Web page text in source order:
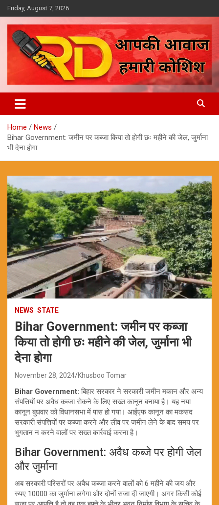
Skip
to
content
Friday, August 7, 2026
Reporter Diaries
Home
News
Bihar Government: जमीन पर कब्जा किया तो होगी छः महीने की जेल, जुर्माना
भी देना होगा
NEWS STATE
Bihar Government: जमीन पर कब्जा
किया तो होगी छः महीने की जेल, जुर्माना भी
देना होगा
November 28, 2024 Khusboo Tomar
Bihar Government: बिहार सरकार ने सरकारी जमीन मकान और अन्य
संपत्तियों पर अवैध कब्जा रोकने के लिए सख्त कानून बनाया है। यह नया
कानून बुधवार को विधानसभा में पास हो गया। आईएफ कानून का मकसद
सरकारी संपत्तियों पर कब्जा करने और लीव पर जमीन लेने के बाद समय पर
भुगतान न करने वालों पर सख्त कार्रवाई करना है।
Bihar Government: अवैध कब्जे पर होगी जेल
और जुर्माना
अब सरकारी परिसरों पर अवैध कब्जा करने वालों को 6 महीने की जय और
रुपए 10000 का जुर्माना लगेगा और दोनों सजा दी जाएगी। अगर किसी कोई